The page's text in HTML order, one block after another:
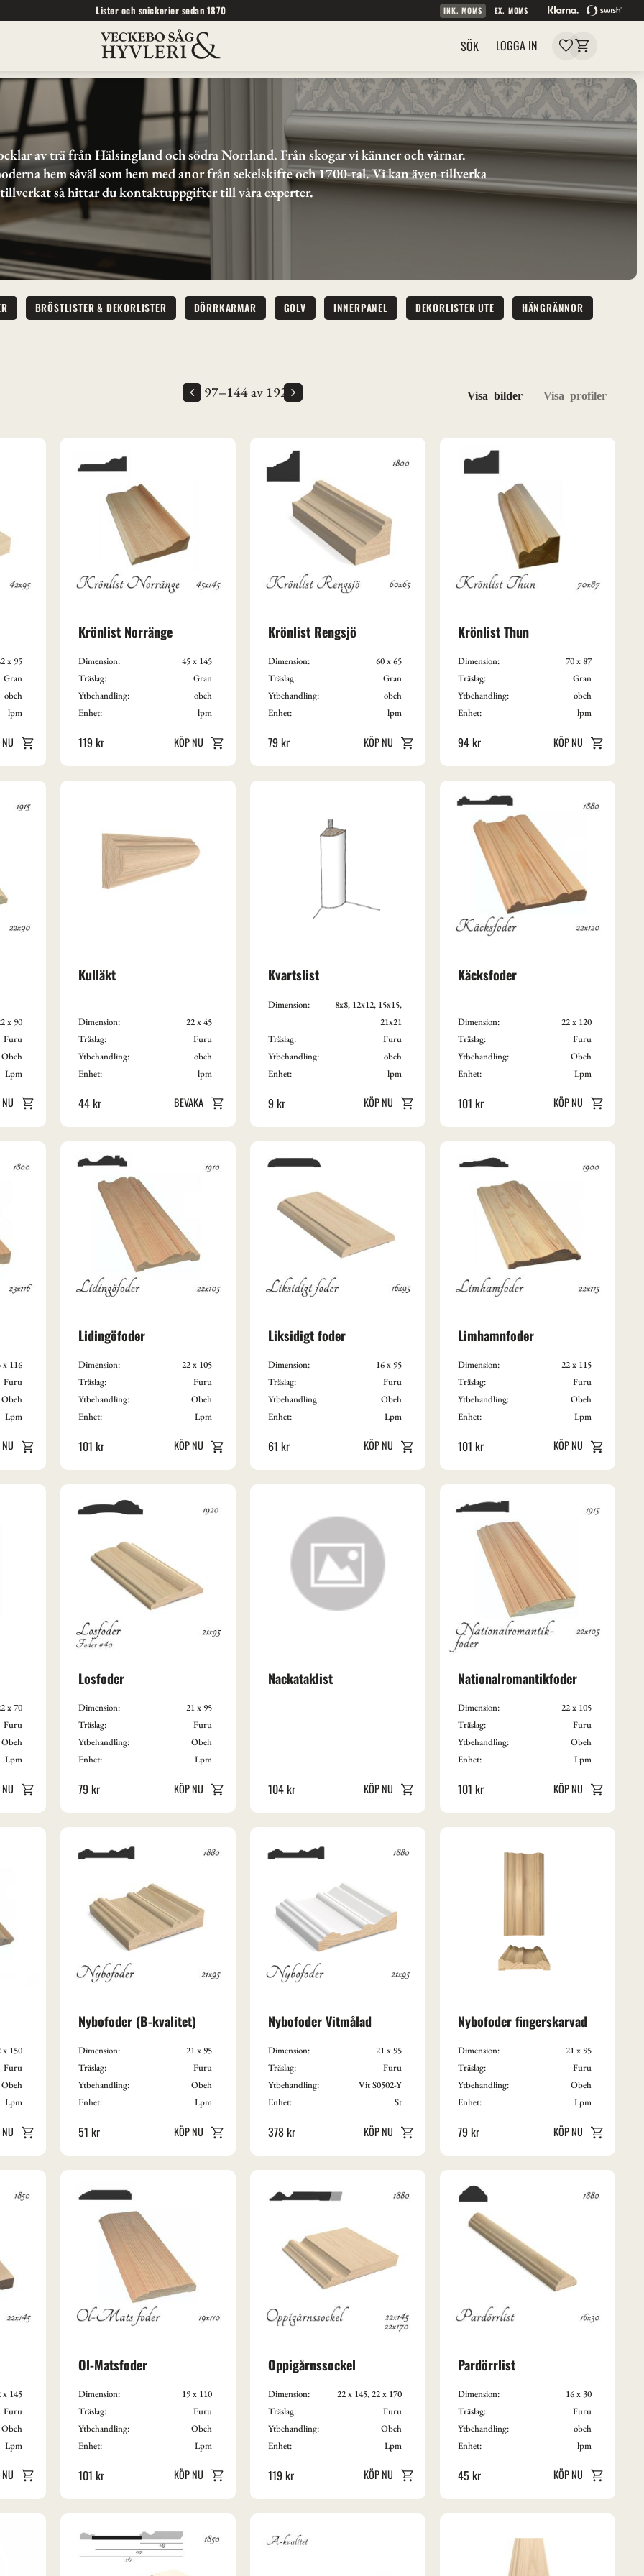
Lister och snickerier sedan 1870 INK. MOMS EX. MOMS
SÖK LOGGA IN
Favoriter
av trä från Hälsingland och södra Norrland. Från skogar vi känner och värnar.
hem såväl som hem med anor från sekelskifte och 1700-tal. Vi kan även tillverka
så hittar du kontaktuppgifter till våra experter.
BRÖSTLISTER & DEKORLISTER DÖRRKARMAR GOLV INNERPANEL DEKORLISTER UTE HÄNGRÄNNOR
97–144av 192
x 95
Gran
obeh
lpm
Krönlist Norränge
119kr
Dimension:
45 x 145
Träslag:
Gran
Ytbehandling:
obeh
Enhet:
lpm
Krönlist Rengsjö
79kr
Dimension:
60 x 65
Träslag:
Gran
Ytbehandling:
obeh
Enhet:
lpm
Krönlist Thun
94kr
Dimension:
70 x 87
Träslag:
Gran
Ytbehandling:
obeh
Enhet:
lpm
x 90
Furu
Obeh
Lpm
Kulläkt
44kr
Dimension:
22 x 45
Träslag:
Furu
Ytbehandling:
obeh
Enhet:
lpm
Kvartslist
9kr
Dimension:
8x8, 12x12, 15x15,
21x21
Träslag:
Furu
Ytbehandling:
obeh
Enhet:
lpm
Käcksfoder
101 kr
Dimension:
22 x 120
Träslag:
Furu
Ytbehandling:
Obeh
Enhet:
Lpm
x 116
Furu
Obeh
Lpm
Lidingöfoder
101 kr
Dimension:
22 x 105
Träslag:
Furu
Ytbehandling:
Obeh
Enhet:
Lpm
Liksidigt foder
61 kr
Dimension:
16 x 95
Träslag:
Furu
Ytbehandling:
Obeh
Enhet:
Lpm
Limhamnfoder
101 kr
Dimension:
22 x 115
Träslag:
Furu
Ytbehandling:
Obeh
Enhet:
Lpm
x 70
Furu
Obeh
Lpm
Losfoder
79kr
Dimension:
21 x 95
Träslag:
Furu
Ytbehandling:
Obeh
Enhet:
Lpm
Nackataklist
104kr
Nationalromantikfoder
101 kr
Dimension:
22 x 105
Träslag:
Furu
Ytbehandling:
Obeh
Enhet:
Lpm
x 150
Furu
Obeh
Lpm
Nybofoder (B-kvalitet)
51 kr
Dimension:
21 x 95
Träslag:
Furu
Ytbehandling:
Obeh
Enhet:
Lpm
Nybofoder Vitmålad
378kr
Dimension:
21 x 95
Träslag:
Furu
Ytbehandling:
Vit S0502-Y
Enhet:
St
Nybofoder fingerskarvad
79kr
Dimension:
21 x 95
Träslag:
Furu
Ytbehandling:
Obeh
Enhet:
Lpm
x 145
Furu
Obeh
Lpm
Ol-Matsfoder
101 kr
Dimension:
19 x 110
Träslag:
Furu
Ytbehandling:
Obeh
Enhet:
Lpm
Oppigårnssockel
119kr
Dimension:
22 x 145, 22 x 170
Träslag:
Furu
Ytbehandling:
Obeh
Enhet:
Lpm
Pardörrlist
45 kr
Dimension:
16 x 30
Träslag:
Furu
Ytbehandling:
obeh
Enhet:
lpm